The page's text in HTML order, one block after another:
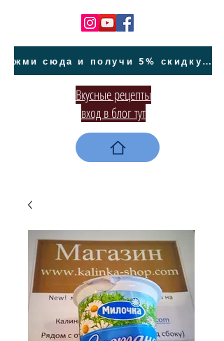
жми сюда и получи 5% скидку на покупку авто на Кипре и автообслуживание
Вкусные рецепты
вход в блог тут